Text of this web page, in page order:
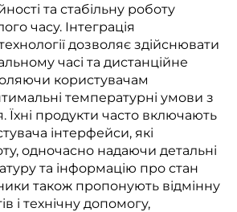
та стабільну роботу
часу. Інтеграція
дозволяє здійснювати
часі та дистанційне
користувачам
температурні умови з
Їхні продукти часто включають
інтерфейси, які
одночасно надаючи детальні
та інформацію про стан
також пропонують відмінну
і технічну допомогу,